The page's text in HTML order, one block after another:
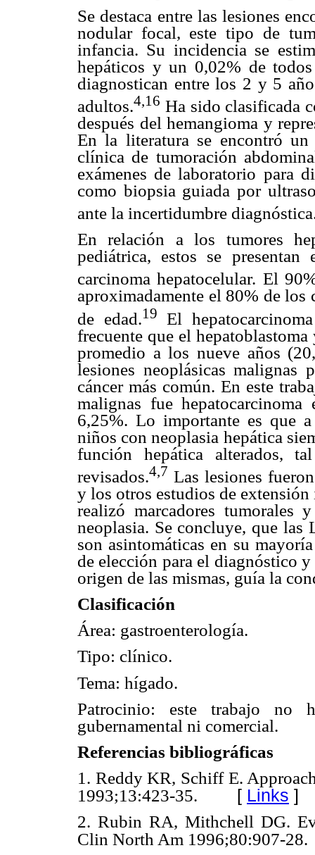
Se destaca entre las lesiones
nodular focal, este tipo de
infancia. Su incidencia se
hepáticos y un 0,02% de
diagnostican entre los 2 y 5
adultos.4,16 Ha sido clasificada
después del hemangioma y
En la literatura se encontró
clínica de tumoración
exámenes de laboratorio para
como biopsia guiada por
ante la incertidumbre
En relación a los tumores
pediátrica, estos se
carcinoma hepatocelular. El
aproximadamente el 80% de los
de edad.19
El
frecuente que el
promedio a los nueve años
lesiones neoplásicas
cáncer más común. En este
malignas fue
6,25%. Lo importante es que
niños con neoplasia hepática
función hepática alterados,
revisados.4,7 Las lesiones
y los otros estudios de
realizó marcadores tumorales
neoplasia. Se concluye, que las
son asintomáticas en su
de elección para el diagnóstico
origen de las mismas, guía la
Clasificación
Área: gastroenterología.
Tipo: clínico.
Tema: hígado.
Patrocinio: este trabajo no
gubernamental ni comercial.
Referencias bibliográficas
1. Reddy KR, Schiff E.
1993;13:423-35. [ Links ]
2. Rubin RA, Mithchell DG.
Clin North Am 1996;80:907-28.